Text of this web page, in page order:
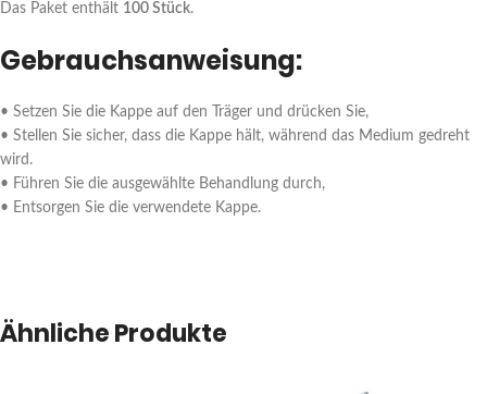
Das Paket enthält 100 Stück.
Gebrauchsanweisung:
• Setzen Sie die Kappe auf den Träger und drücken Sie,
• Stellen Sie sicher, dass die Kappe hält, während das Medium gedreht
wird.
• Führen Sie die ausgewählte Behandlung durch,
• Entsorgen Sie die verwendete Kappe.
Ähnliche Produkte